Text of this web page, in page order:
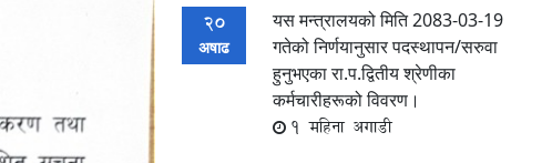
20
अषाढ
यस मन्त्रालयको मिति 2083-03-19
गतेको निर्णयानुसार पदस्थापन/सरुवा
हुनुभएका रा.प.द्वितीय श्रेणीका
कर्मचारीहरूको विवरण।
1 महिना अगाडी